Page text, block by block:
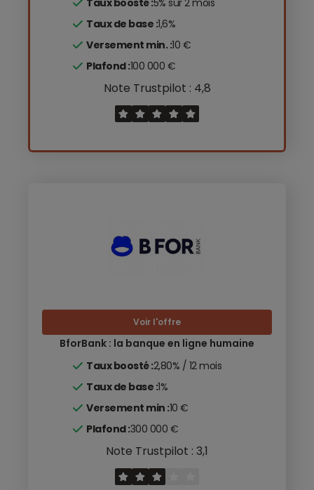
Note Trustpilot : 4,8
Taux boosté :5% sur 2 mois
Taux de base :1,6%
Versement min. :10 €
Plafond :100 000 €
Note Trustpilot : 3,1
BforBank : la banque en ligne humaine
Taux boosté :2,80% / 12 mois
Taux de base :1%
Versement min :10 €
Plafond :300 000 €
Voir l'offre